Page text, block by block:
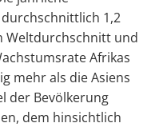
1,2
Weltdurchschnitt und
Afrikas
mehr als die Asiens
der Bevölkerung
dem hinsichtlich